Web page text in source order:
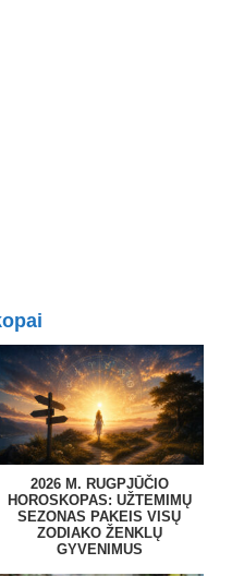
2026 M. RUGPJŪČIO
HOROSKOPAS: UŽTEMIMŲ
SEZONAS PAKEIS VISŲ
ZODIAKO ŽENKLŲ
GYVENIMUS